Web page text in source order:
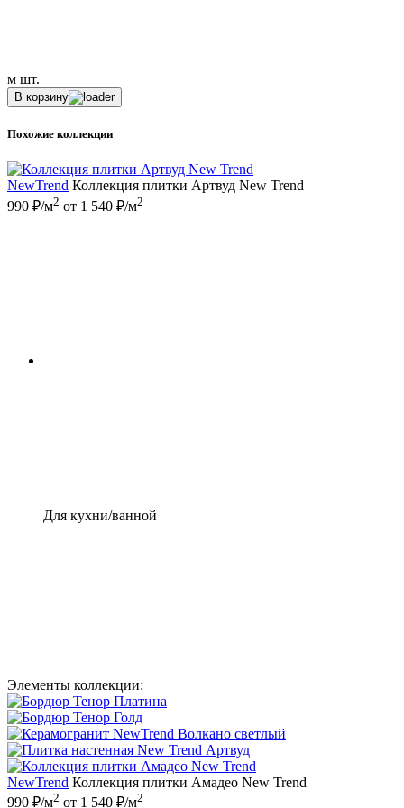
м шт.
В корзину
Похожие коллекции
NewTrend Коллекция плитки Артвуд New Trend
990 ₽/м2 от 1 540 ₽/м2
Для кухни/ванной
Элементы коллекции:
NewTrend Коллекция плитки Амадео New Trend
990 ₽/м2 от 1 540 ₽/м2